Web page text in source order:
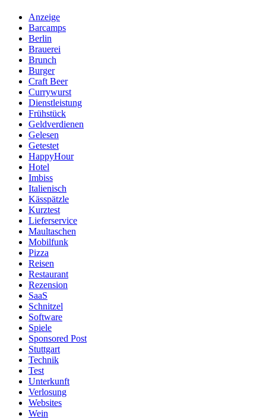
Anzeige
Barcamps
Berlin
Brauerei
Brunch
Burger
Craft Beer
Currywurst
Dienstleistung
Frühstück
Geldverdienen
Gelesen
Getestet
HappyHour
Hotel
Imbiss
Italienisch
Kässpätzle
Kurztest
Lieferservice
Maultaschen
Mobilfunk
Pizza
Reisen
Restaurant
Rezension
SaaS
Schnitzel
Software
Spiele
Sponsored Post
Stuttgart
Technik
Test
Unterkunft
Verlosung
Websites
Wein